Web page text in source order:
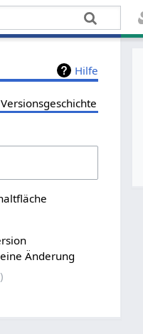
Hilfe
Versionsgeschichte
Änderung